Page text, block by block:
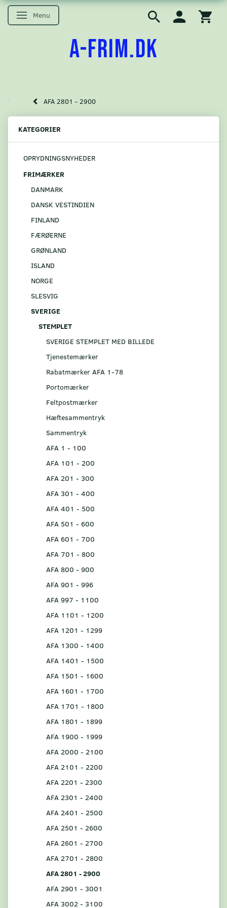
Skifte navigation
Menu
A-FRIM.DK
AFA 2801 - 2900
KATEGORIER
OPRYDNINGSNYHEDER
FRIMÆRKER
DANMARK
DANSK VESTINDIEN
FINLAND
FÆRØERNE
GRØNLAND
ISLAND
NORGE
SLESVIG
SVERIGE
STEMPLET
SVERIGE STEMPLET MED BILLEDE
Tjenestemærker
Rabatmærker AFA 1-78
Portomærker
Feltpostmærker
Hæftesammentryk
Sammentryk
AFA 1 - 100
AFA 101 - 200
AFA 201 - 300
AFA 301 - 400
AFA 401 - 500
AFA 501 - 600
AFA 601 - 700
AFA 701 - 800
AFA 800 - 900
AFA 901 - 996
AFA 997 - 1100
AFA 1101 - 1200
AFA 1201 - 1299
AFA 1300 - 1400
AFA 1401 - 1500
AFA 1501 - 1600
AFA 1601 - 1700
AFA 1701 - 1800
AFA 1801 - 1899
AFA 1900 - 1999
AFA 2000 - 2100
AFA 2101 - 2200
AFA 2201 - 2300
AFA 2301 - 2400
AFA 2401 - 2500
AFA 2501 - 2600
AFA 2601 - 2700
AFA 2701 - 2800
AFA 2801 - 2900
AFA 2901 - 3001
AFA 3002 - 3100